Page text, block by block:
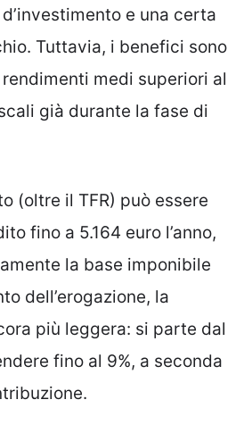
e una certa
Tuttavia, i benefici sono
medi superiori al
già durante la fase di
(oltre il TFR) può essere
fino a 5.164 euro l’anno,
la base imponibile
dell’erogazione, la
più leggera: si parte dal
fino al 9%, a seconda